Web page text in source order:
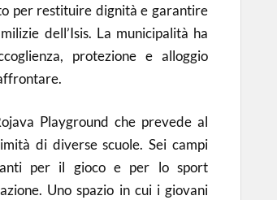
per restituire dignità e garantire
dell’Isis. La municipalità ha
protezione e alloggio
Playground che prevede al
di diverse scuole. Sei campi
per il gioco e per lo sport
Uno spazio in cui i giovani